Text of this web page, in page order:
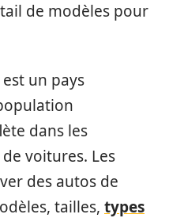
de modèles pour
un pays
dans les
voitures. Les
des autos de
tailles, types